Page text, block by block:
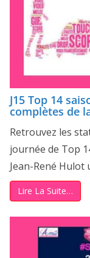
J15 Top 14
complètes de
Retrouvez les
journée de Top
Jean-René Hulot
Lire La Suite…